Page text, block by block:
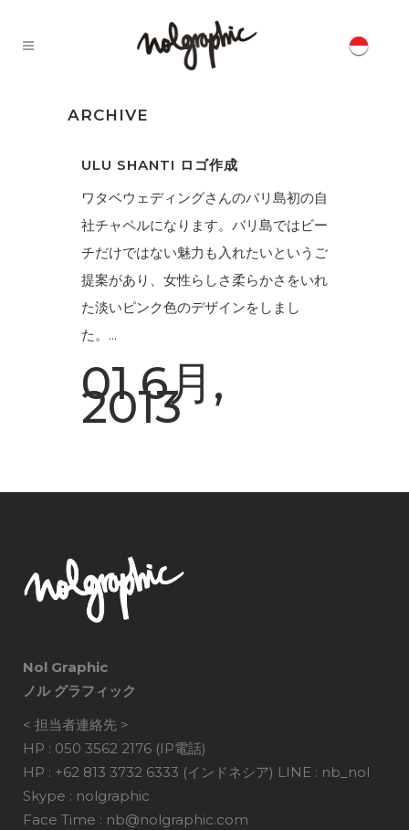
ARCHIVE
ULU SHANTI ロゴ作成
ワタベウェディングさんのバリ島初の自
社チャペルになります。バリ島ではビー
チだけではない魅力も入れたいというご
提案があり、女性らしさ柔らかさをいれ
た淡いピンク色のデザインをしまし
た。...
01 6月,
2013
Nol Graphic
ノル グラフィック
< 担当者連絡先 >
HP : 050 3562 2176 (IP電話)
HP : +62 813 3732 6333 (インドネシア) LINE : nb_nol
Skype : nolgraphic
Face Time : nb@nolgraphic.com